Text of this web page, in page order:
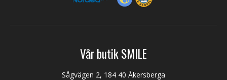
Vår butik SMILE
Sågvägen 2, 184 40 Åkersberga